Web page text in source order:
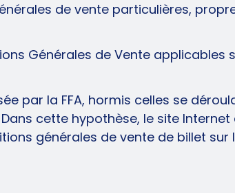
de vente particulières,
Générales de Vente applicables
par la FFA, hormis celles se
cette hypothèse, le site Internet
générales de vente de billet